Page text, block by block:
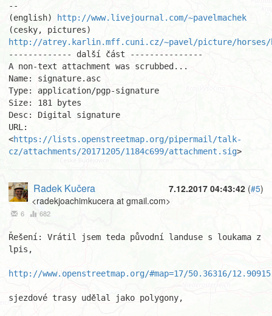
--
(english)
http://www.livejournal.com/~pavelmachek
http://atrey.karlin.mff.cuni.cz/~pavel/picture/horses/
------------- další část ---------------
A non-text attachment was scrubbed...
Name: signature.asc
Type: application/pgp-signature
Size: 181 bytes
Desc: Digital signature
URL:
<https://lists.openstreetmap.org/pipermail/talk-
cz/attachments/20171205/1184c699/attachment.sig>
7.12.2017 04:43:42 (#5)
Radek Kučera
<radekjoachimkucera at gmail.com>
6 682
Řešení: Vrátil jsem teda původní landuse s loukama z
lpis,
http://www.openstreetmap.org/#map=17/50.36316/12.90915
sjezdové trasy udělal jako polygony,